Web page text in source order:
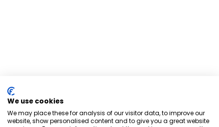
We use cookies
We may place these for analysis of our visitor data, to improve our
website, show personalised content and to give you a great website